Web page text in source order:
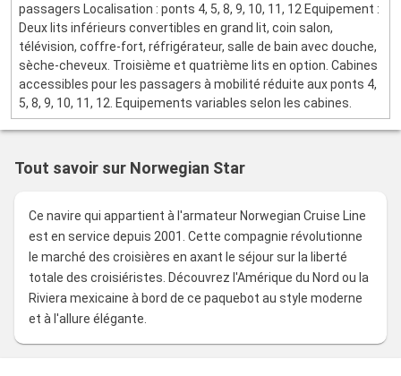
passagers Localisation : ponts 4, 5, 8, 9, 10, 11, 12 Equipement :
Deux lits inférieurs convertibles en grand lit, coin salon,
télévision, coffre-fort, réfrigérateur, salle de bain avec douche,
sèche-cheveux. Troisième et quatrième lits en option. Cabines
accessibles pour les passagers à mobilité réduite aux ponts 4,
5, 8, 9, 10, 11, 12. Equipements variables selon les cabines.
Tout savoir sur Norwegian Star
Ce navire qui appartient à l'armateur Norwegian Cruise Line
est en service depuis 2001. Cette compagnie révolutionne
le marché des croisières en axant le séjour sur la liberté
totale des croisiéristes. Découvrez l'Amérique du Nord ou la
Riviera mexicaine à bord de ce paquebot au style moderne
et à l'allure élégante.